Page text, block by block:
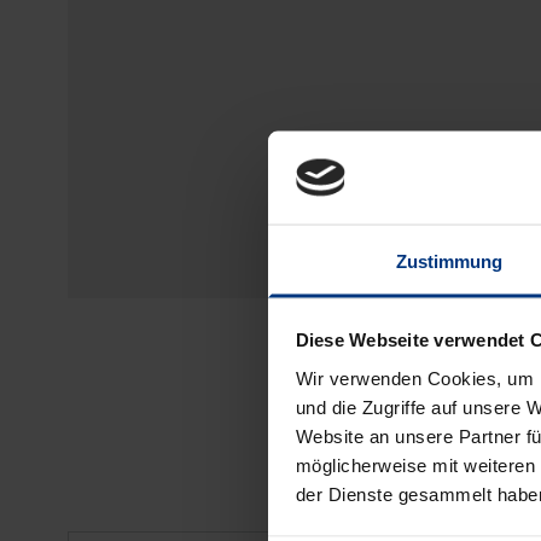
Zustimmung
Diese Webseite verwendet
Wir verwenden Cookies,
und die Zugriffe auf unsere
Website an unsere Partner
möglicherweise mit
der Dienste gesammelt